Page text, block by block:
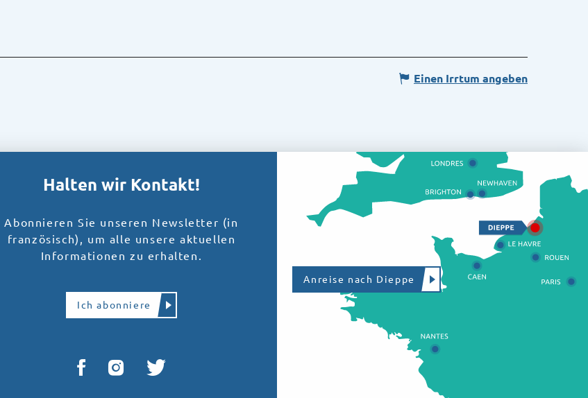
Einen Irrtum angeben
Halten wir Kontakt!
Abonnieren Sie unseren Newsletter (in
französisch), um alle unsere aktuellen
Informationen zu erhalten.
Ich abonniere
Anreise nach Dieppe